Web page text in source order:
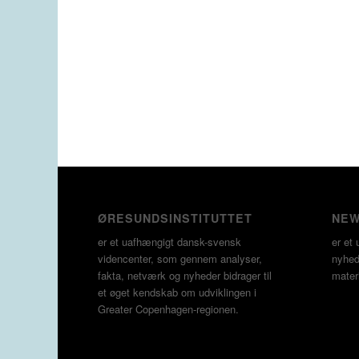
ØRESUNDSINSTITUTTET
er et uafhængigt dansk-svensk
videncenter, som gennem analyser,
fakta, netværk og nyheder bidrager til
et øget kendskab om udviklingen i
Greater Copenhagen-regionen.
er et